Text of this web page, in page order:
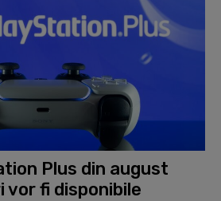
Plus din august
vor fi disponibile